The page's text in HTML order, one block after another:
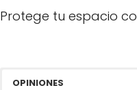
Protege tu espacio
OPINIONES